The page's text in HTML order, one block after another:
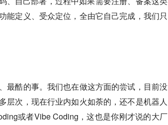
能定义、受众定位，全由它自己完成，我们只
最酷的事。我们也在做这方面的尝试，目前没
层次，现在行业内如火如荼的，还不是机器人
或者Vibe Coding，这也是你刚才说的大厂